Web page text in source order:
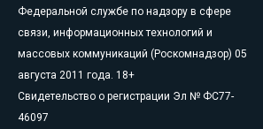
Федеральной службе по надзору в сфере
связи, информационных технологий и
массовых коммуникаций (Роскомнадзор) 05
августа 2011 года. 18+
Свидетельство о регистрации Эл № ФС77-
46097